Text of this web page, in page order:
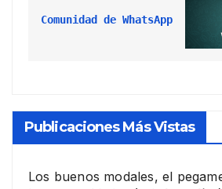
Comunidad de WhatsApp
Publicaciones Más Vistas
Los buenos modales, el